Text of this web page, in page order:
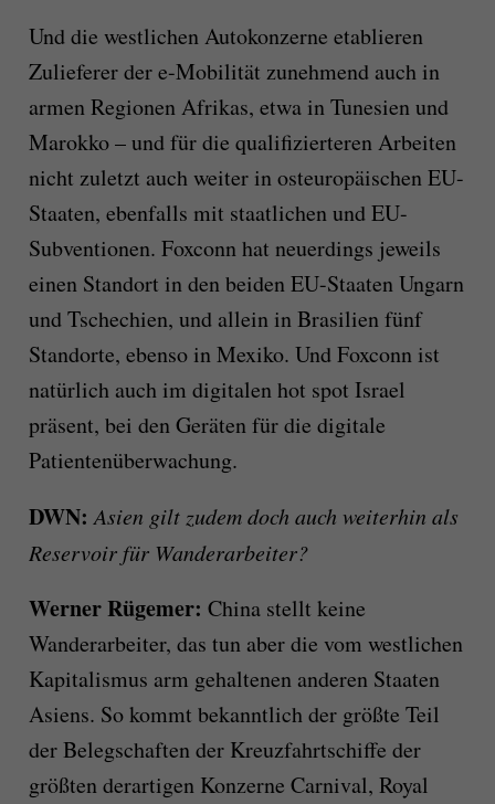
Und die westlichen Autokonzerne etablieren
Zulieferer der e-Mobilität zunehmend auch in
armen Regionen Afrikas, etwa in Tunesien und
Marokko – und für die qualifizierteren Arbeiten
nicht zuletzt auch weiter in osteuropäischen EU-
Staaten, ebenfalls mit staatlichen und EU-
Subventionen. Foxconn hat neuerdings jeweils
einen Standort in den beiden EU-Staaten Ungarn
und Tschechien, und allein in Brasilien fünf
Standorte, ebenso in Mexiko. Und Foxconn ist
natürlich auch im digitalen hot spot Israel
präsent, bei den Geräten für die digitale
Patientenüberwachung.
DWN:Asien gilt zudem doch auch weiterhin als
Reservoir für Wanderarbeiter?
Werner Rügemer: China stellt keine
Wanderarbeiter, das tun aber die vom westlichen
Kapitalismus arm gehaltenen anderen Staaten
Asiens. So kommt bekanntlich der größte Teil
der Belegschaften der Kreuzfahrtschiffe der
größten derartigen Konzerne Carnival, Royal